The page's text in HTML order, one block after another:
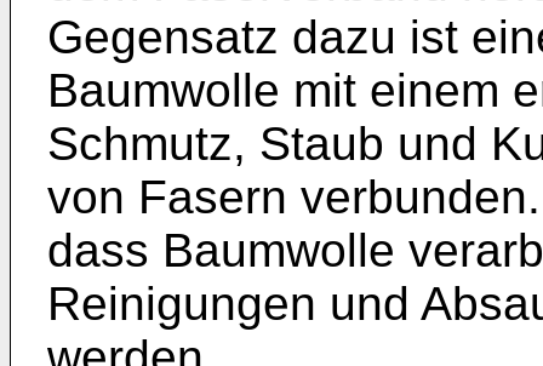
Gegensatz dazu ist
Baumwolle mit einem
Schmutz, Staub und
von Fasern
dass Baumwolle
Reinigungen und